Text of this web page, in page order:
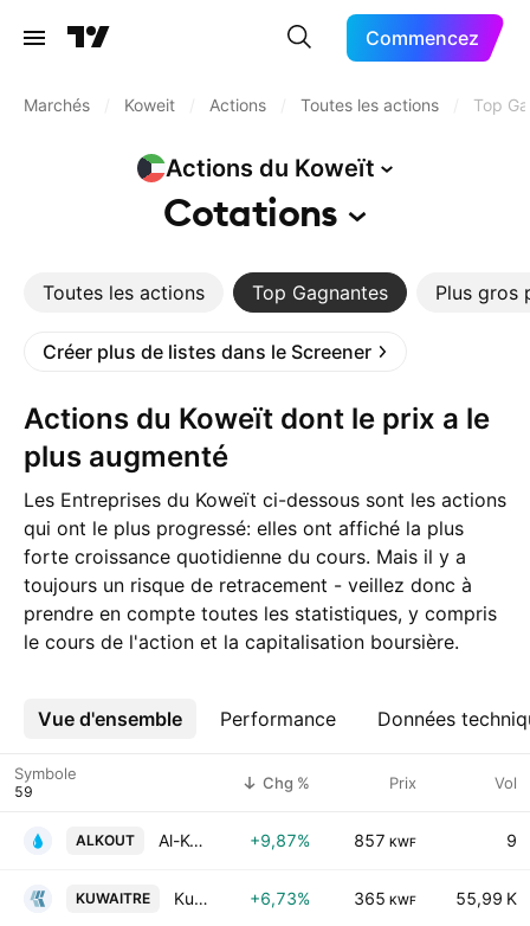
Commencez
Marchés Koweit Actions Toutes les actions Top
Actions du Koweït
Cotations
Toutes les actions Top Gagnantes Plus gros
Créer plus de listes dans le Screener
Actions du Koweït dont le prix a le
plus augmenté
Les Entreprises du Koweït ci-dessous sont les actions
qui ont le plus progressé: elles ont affiché la plus
forte croissance quotidienne du cours. Mais il y a
toujours un risque de retracement - veillez donc à
prendre en compte toutes les statistiques, y compris
le cours de l'action et la capitalisation boursière.
Vue d'ensemble Performance Données
Plus
Symbole Chg % Prix Vol
ALKOUT Al-Kout Industrial Projects Co. KSC +9,87% 857 KWF 9
KUWAITRE Kuwait Reinsurance Co. +6,73% 365 KWF 55,99 K